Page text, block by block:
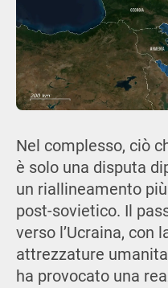
Nel complesso, ciò
è solo una disputa
un riallineamento
post-sovietico. Il
verso l’Ucraina, con
attrezzature
ha provocato una